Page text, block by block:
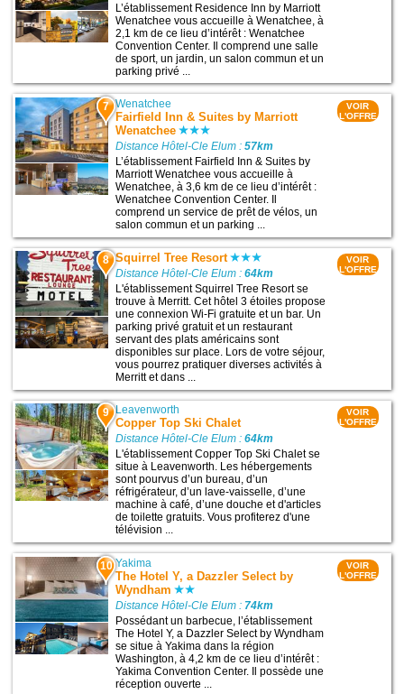
L’établissement Residence Inn by Marriott
Wenatchee vous accueille à Wenatchee, à
2,1 km de ce lieu d’intérêt : Wenatchee
Convention Center. Il comprend une salle
de sport, un jardin, un salon commun et un
parking privé ...
7 Wenatchee
Fairfield Inn & Suites by Marriott
Wenatchee
Distance Hôtel-Cle Elum :57km
L’établissement Fairfield Inn & Suites by
Marriott Wenatchee vous accueille à
Wenatchee, à 3,6 km de ce lieu d’intérêt :
Wenatchee Convention Center. Il
comprend un service de prêt de vélos, un
salon commun et un parking ...
VOIR
L'OFFRE
8 Squirrel Tree Resort
Distance Hôtel-Cle Elum :64km
L'établissement Squirrel Tree Resort se
trouve à Merritt. Cet hôtel 3 étoiles propose
une connexion Wi-Fi gratuite et un bar. Un
parking privé gratuit et un restaurant
servant des plats américains sont
disponibles sur place. Lors de votre séjour,
vous pourrez pratiquer diverses activités à
Merritt et dans ...
VOIR
L'OFFRE
9 Leavenworth
Copper Top Ski Chalet
Distance Hôtel-Cle Elum :64km
L'établissement Copper Top Ski Chalet se
situe à Leavenworth. Les hébergements
sont pourvus d’un bureau, d’un
réfrigérateur, d’un lave-vaisselle, d’une
machine à café, d’une douche et d'articles
de toilette gratuits. Vous profiterez d'une
télévision ...
VOIR
L'OFFRE
10 Yakima
The Hotel Y, a Dazzler Select by
Wyndham
Distance Hôtel-Cle Elum : 74km
Possédant un barbecue, l’établissement
The Hotel Y, a Dazzler Select by Wyndham
se situe à Yakima dans la région
Washington, à 4,2 km de ce lieu d’intérêt :
Yakima Convention Center. Il possède une
réception ouverte ...
VOIR
L'OFFRE